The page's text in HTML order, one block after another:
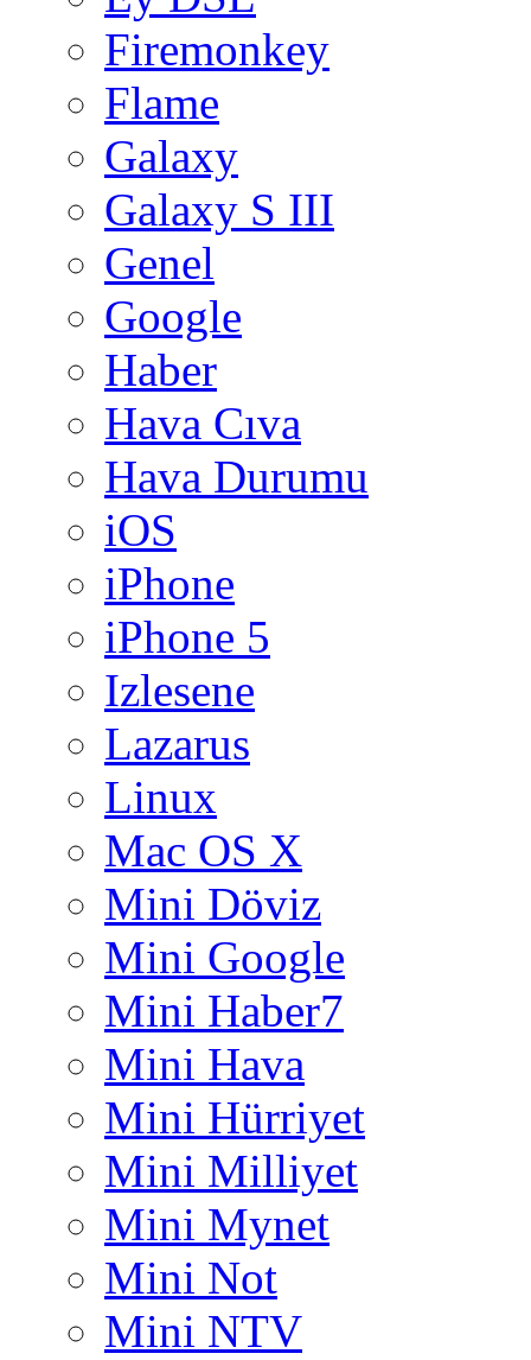
Firemonkey
Flame
Galaxy
Galaxy S III
Genel
Google
Haber
Hava Cıva
Hava Durumu
iOS
iPhone
iPhone 5
Izlesene
Lazarus
Linux
Mac OS X
Mini Döviz
Mini Google
Mini Haber7
Mini Hava
Mini Hürriyet
Mini Milliyet
Mini Mynet
Mini Not
Mini NTV